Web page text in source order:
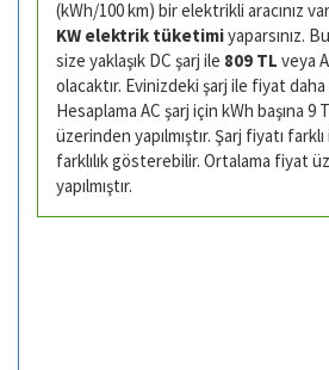
(kWh/100 km) bir elektrikli aracınız
KW elektrik tüketimiyaparsınız.
size yaklaşık DC şarj ile 809 TL veya
olacaktır. Evinizdeki şarj ile fiyat daha
Hesaplama AC şarj için kWh başına 9
üzerinden yapılmıştır. Şarj fiyatı
farklılık gösterebilir. Ortalama fiyat
yapılmıştır.